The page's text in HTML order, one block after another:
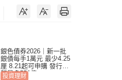
銀色債券2026｜新一批
銀債每手1萬元 最少4.25
厘 8.21起可申購 發行金
額最多550億
投資理財